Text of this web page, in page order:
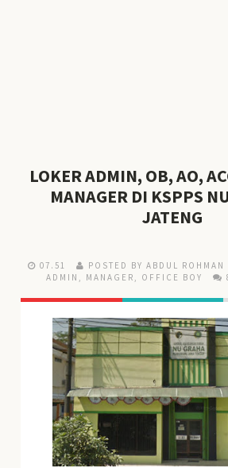
LOKER ADMIN, OB, AO,
MANAGER DI KSPPS
JATENG
07.51 POSTED BY ABDUL ROHMAN
ADMIN
MANAGER OFFICE BOY